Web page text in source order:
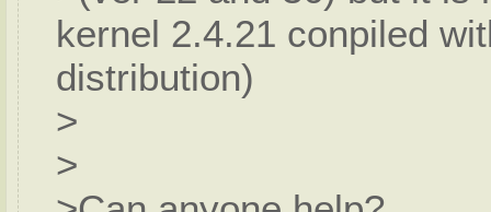
kernel 2.4.21 conpiled
distribution)
>
>